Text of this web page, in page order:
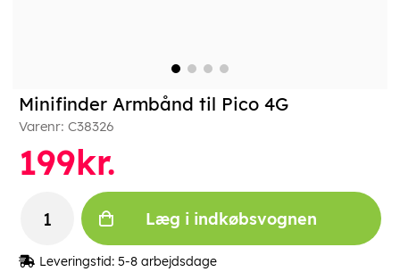
Minifinder Armbånd til Pico 4G
Varenr: C38326
199kr.
Læg i indkøbsvognen
Leveringstid: 5-8 arbejdsdage